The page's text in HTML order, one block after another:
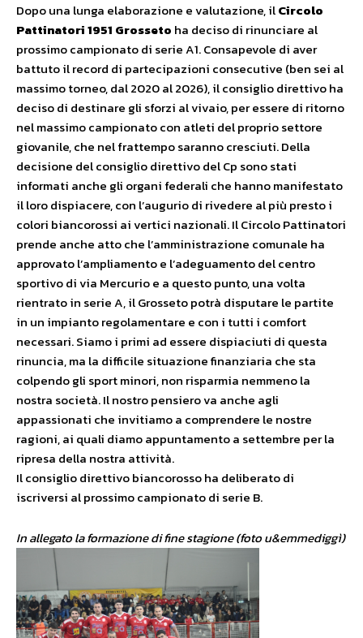
Dopo una lunga elaborazione e valutazione, ilCircolo
Pattinatori 1951 Grosseto ha deciso di rinunciare al
prossimo campionato di serie A1. Consapevole di aver
battuto il record di partecipazioni consecutive (ben sei al
massimo torneo, dal 2020 al 2026), il consiglio direttivo ha
deciso di destinare gli sforzi al vivaio, per essere di ritorno
nel massimo campionato con atleti del proprio settore
giovanile, che nel frattempo saranno cresciuti. Della
decisione del consiglio direttivo del Cp sono stati
informati anche gli organi federali che hanno manifestato
il loro dispiacere, con l’augurio di rivedere al più presto i
colori biancorossi ai vertici nazionali. Il Circolo Pattinatori
prende anche atto che l’amministrazione comunale ha
approvato l’ampliamento e l’adeguamento del centro
sportivo di via Mercurio e a questo punto, una volta
rientrato in serie A, il Grosseto potrà disputare le partite
in un impianto regolamentare e con i tutti i comfort
necessari. Siamo i primi ad essere dispiaciuti di questa
rinuncia, ma la difficile situazione finanziaria che sta
colpendo gli sport minori, non risparmia nemmeno la
nostra società. Il nostro pensiero va anche agli
appassionati che invitiamo a comprendere le nostre
ragioni, ai quali diamo appuntamento a settembre per la
ripresa della nostra attività.
Il consiglio direttivo biancorosso ha deliberato di
iscriversi al prossimo campionato di serie B.
In allegato la formazione di fine stagione (foto u&emmediggì)